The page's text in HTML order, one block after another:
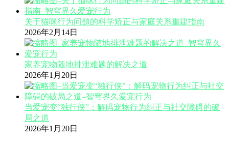
关于猫咪行为问题的科学矫正与家庭关系重建指南
2026年2月14日
家养宠物随地排泄难题的解决之道
2026年1月20日
当爱宠变“独行侠”：解码宠物行为纠正与社交障碍的破
局之道
2026年1月20日